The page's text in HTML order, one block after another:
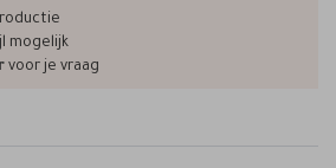
mogelijk
voor je vraag